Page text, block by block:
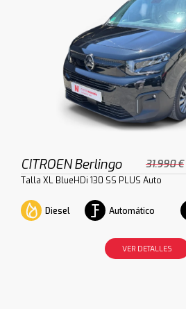
CITROEN Berlingo 31.990 €
Talla XL BlueHDi 130 SS PLUS Auto
Diesel Automático
VER DETALLES